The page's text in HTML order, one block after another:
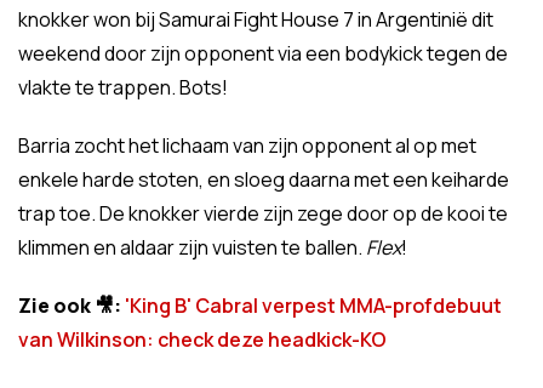
knokker won bij Samurai Fight House 7 in Argentinië dit
weekend door zijn opponent via een bodykick tegen de
vlakte te trappen. Bots!
Barria zocht het lichaam van zijn opponent al op met
enkele harde stoten, en sloeg daarna met een keiharde
trap toe. De knokker vierde zijn zege door op de kooi te
klimmen en aldaar zijn vuisten te ballen. Flex!
Zie ook 🎥: 'King B' Cabral verpest MMA-profdebuut
van Wilkinson: check deze headkick-KO